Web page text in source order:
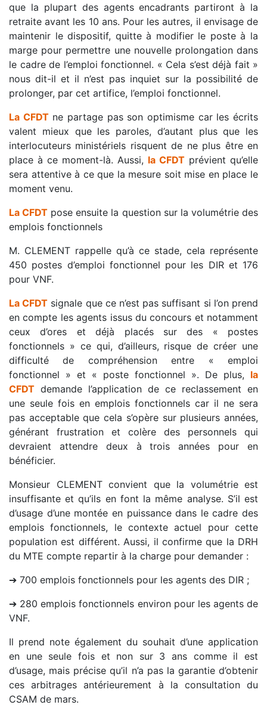
que la plupart des agents encadrants partiront à la
retraite avant les 10 ans. Pour les autres, il envisage de
maintenir le dispositif, quitte à modifier le poste à la
marge pour permettre une nouvelle prolongation dans
le cadre de l’emploi fonctionnel. « Cela s’est déjà fait »
nous dit-il et il n’est pas inquiet sur la possibilité de
prolonger, par cet artifice, l’emploi fonctionnel.
La CFDT ne partage pas son optimisme car les écrits
valent mieux que les paroles, d’autant plus que les
interlocuteurs ministériels risquent de ne plus être en
place à ce moment-là. Aussi, la CFDT prévient qu’elle
sera attentive à ce que la mesure soit mise en place le
moment venu.
La CFDT pose ensuite la question sur la volumétrie des
emplois fonctionnels
M. CLEMENT rappelle qu’à ce stade, cela représente
450 postes d’emploi fonctionnel pour les DIR et 176
pour VNF.
La CFDT signale que ce n’est pas suffisant si l’on prend
en compte les agents issus du concours et notamment
ceux d’ores et déjà placés sur des « postes
fonctionnels » ce qui, d’ailleurs, risque de créer une
difficulté de compréhension entre « emploi
fonctionnel » et « poste fonctionnel ». De plus, la
CFDT demande l’application de ce reclassement en
une seule fois en emplois fonctionnels car il ne sera
pas acceptable que cela s’opère sur plusieurs années,
générant frustration et colère des personnels qui
devraient attendre deux à trois années pour en
bénéficier.
Monsieur CLEMENT convient que la volumétrie est
insuffisante et qu’ils en font la même analyse. S’il est
d’usage d’une montée en puissance dans le cadre des
emplois fonctionnels, le contexte actuel pour cette
population est différent. Aussi, il confirme que la DRH
du MTE compte repartir à la charge pour demander :
➔ 700 emplois fonctionnels pour les agents des DIR ;
➔ 280 emplois fonctionnels environ pour les agents de
VNF.
Il prend note également du souhait d’une application
en une seule fois et non sur 3 ans comme il est
d’usage, mais précise qu’il n’a pas la garantie d’obtenir
ces arbitrages antérieurement à la consultation du
CSAM de mars.